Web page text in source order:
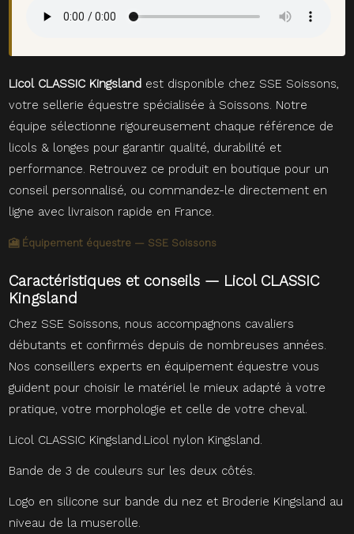
Licol CLASSIC Kingsland est disponible chez SSE Soissons,
votre sellerie équestre spécialisée à Soissons. Notre
équipe sélectionne rigoureusement chaque référence de
licols & longes pour garantir qualité, durabilité et
performance. Retrouvez ce produit en boutique pour un
conseil personnalisé, ou commandez-le directement en
ligne avec livraison rapide en France.
🎦 Équipement équestre — SSE Soissons
Caractéristiques et conseils — Licol CLASSIC
Kingsland
Chez SSE Soissons, nous accompagnons cavaliers
débutants et confirmés depuis de nombreuses années.
Nos conseillers experts en équipement équestre vous
guident pour choisir le matériel le mieux adapté à votre
pratique, votre morphologie et celle de votre cheval.
Licol CLASSIC Kingsland.Licol nylon Kingsland.
Bande de 3 de couleurs sur les deux côtés.
Logo en silicone sur bande du nez et Broderie Kingsland au
niveau de la muserolle.